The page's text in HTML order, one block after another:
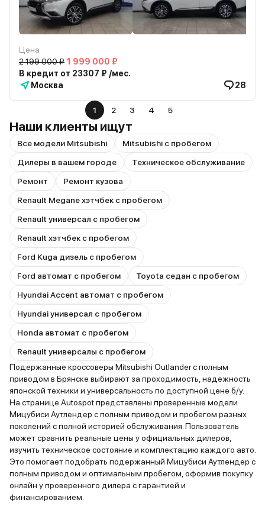
Цена
2 199 000 ₽ 1 999 000 ₽
В кредит от 23307 ₽ /мес.
Москва
28
1 2 3 4 5
Наши клиенты ищут
Все модели Mitsubishi
Mitsubishi с пробегом
Дилеры в вашем городе
Техническое обслуживание
Ремонт
Ремонт кузова
Renault Megane хэтчбек с пробегом
Renault универсал с пробегом
Renault хэтчбек с пробегом
Ford Kuga дизель с пробегом
Ford автомат с пробегом
Toyota седан с пробегом
Hyundai Accent автомат с пробегом
Hyundai универсал с пробегом
Honda автомат с пробегом
Renault универсалы с пробегом
Подержанные кроссоверы Mitsubishi Outlander с полным
приводом в Брянске выбирают за проходимость, надёжность
японской техники и универсальность по доступной цене б/у.
На странице Autospot представлены проверенные модели
Мицубиси Аутлендер с полным приводом и пробегом разных
поколений с полной историей обслуживания. Пользователь
может сравнить реальные цены у официальных дилеров,
изучить техническое состояние и комплектацию каждого авто.
Это помогает подобрать подержанный Мицубиси Аутлендер с
полным приводом и оптимальным пробегом, оформив покупку
онлайн у проверенного дилера с гарантией и
финансированием.